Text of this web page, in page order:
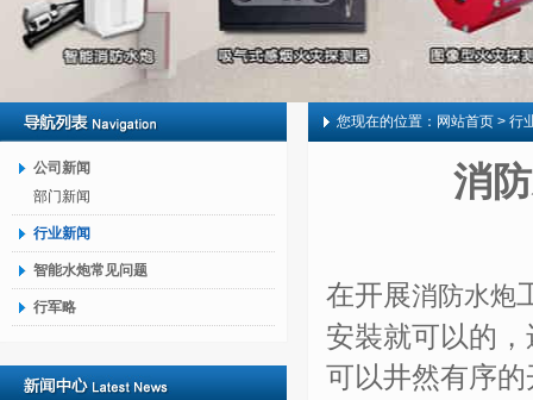
公司新闻
部门新闻
行业新闻
智能水炮常见问题
行军略
您现在的位置： 网站首页 > 行
消
在开展消防水炮
安裝就可以的
可以井然有序